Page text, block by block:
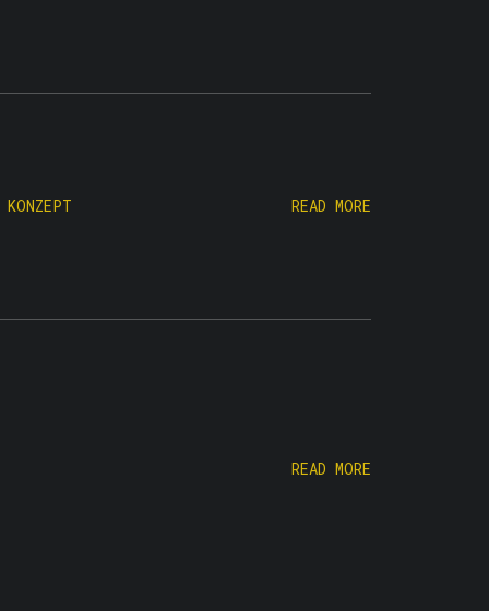
KONZEPT READ MORE
READ MORE